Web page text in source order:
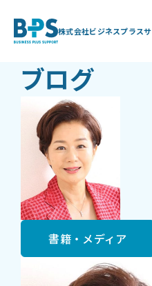
株式会社ビジネスプラス
BPS代表藤
ブログ
書籍・メディア